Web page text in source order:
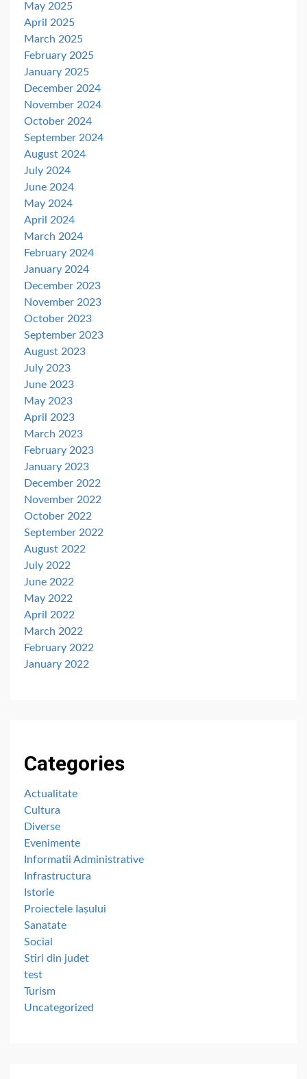
May 2025
April 2025
March 2025
February 2025
January 2025
December 2024
November 2024
October 2024
September 2024
August 2024
July 2024
June 2024
May 2024
April 2024
March 2024
February 2024
January 2024
December 2023
November 2023
October 2023
September 2023
August 2023
July 2023
June 2023
May 2023
April 2023
March 2023
February 2023
January 2023
December 2022
November 2022
October 2022
September 2022
August 2022
July 2022
June 2022
May 2022
April 2022
March 2022
February 2022
January 2022
Categories
Actualitate
Cultura
Diverse
Evenimente
Informatii Administrative
Infrastructura
Istorie
Proiectele Iașului
Sanatate
Social
Stiri din judet
test
Turism
Uncategorized